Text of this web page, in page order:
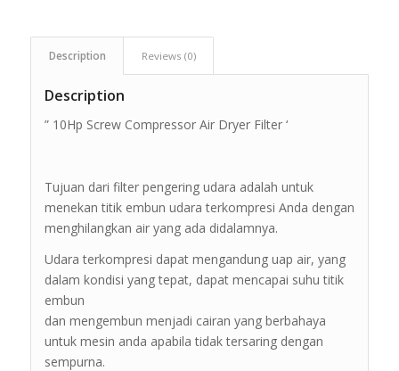
Description Reviews (0)
Description
” 10Hp Screw Compressor Air Dryer Filter ‘
Tujuan dari filter pengering udara adalah untuk
menekan titik embun udara terkompresi Anda dengan
menghilangkan air yang ada didalamnya.
Udara terkompresi dapat mengandung uap air, yang
dalam kondisi yang tepat, dapat mencapai suhu titik
embun
dan mengembun menjadi cairan yang berbahaya
untuk mesin anda apabila tidak tersaring dengan
sempurna.